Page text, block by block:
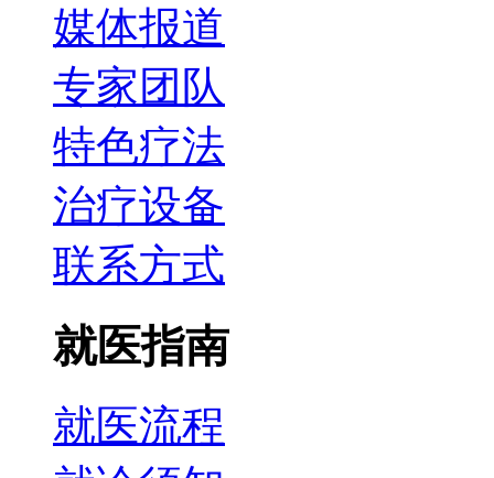
媒体报道
专家团队
特色疗法
治疗设备
联系方式
就医指南
就医流程